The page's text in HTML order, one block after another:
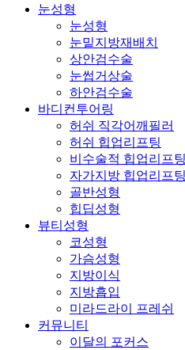
눈성형
눈성형
눈밑지방재배치
상안검수술
눈썹거상술
하안검수술
바디컨투어링
허쉬 직각어깨필러
허쉬 힙업리프팅
비수술적 힙업리프팅
자가지방 힙업리프팅
골반성형
힙딥성형
뷰티성형
코성형
가슴성형
지방이식
지방흡입
미라드라이 프레쉬
커뮤니티
이달의 포커스